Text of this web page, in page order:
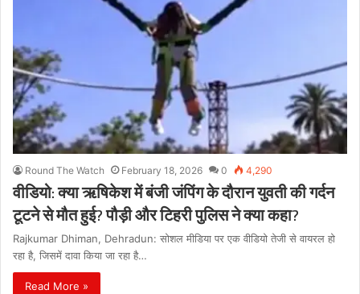
Round The Watch February 18, 2026 0 4,290
वीडियो: क्या ऋषिकेश में बंजी जंपिंग के दौरान युवती की गर्दन
टूटने से मौत हुई? पौड़ी और टिहरी पुलिस ने क्या कहा?
Rajkumar Dhiman, Dehradun: सोशल मीडिया पर एक वीडियो तेजी से वायरल हो
रहा है, जिसमें दावा किया जा रहा है…
Read More »